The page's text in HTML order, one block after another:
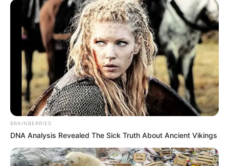
BRAINBERRIES
DNA Analysis Revealed The Sick Truth About Ancient Vikings